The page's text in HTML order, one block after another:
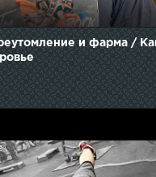
и фарма /